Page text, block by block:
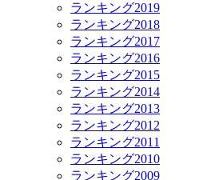
ランキング2019
ランキング2018
ランキング2017
ランキング2016
ランキング2015
ランキング2014
ランキング2013
ランキング2012
ランキング2011
ランキング2010
ランキング2009